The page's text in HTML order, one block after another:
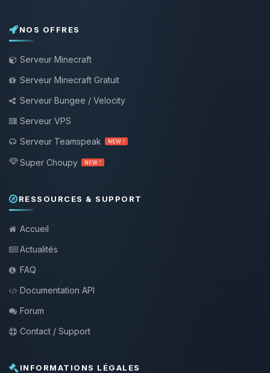
NOS OFFRES
Serveur Minecraft
Serveur Minecraft Gratuit
Serveur Bungee / Velocity
Serveur VPS
Serveur Teamspeak
NEW !
Super Choupy NEW !
RESSOURCES & SUPPORT
Accueil
Actualités
FAQ
Documentation API
Forum
Contact / Support
INFORMATIONS LÉGALES